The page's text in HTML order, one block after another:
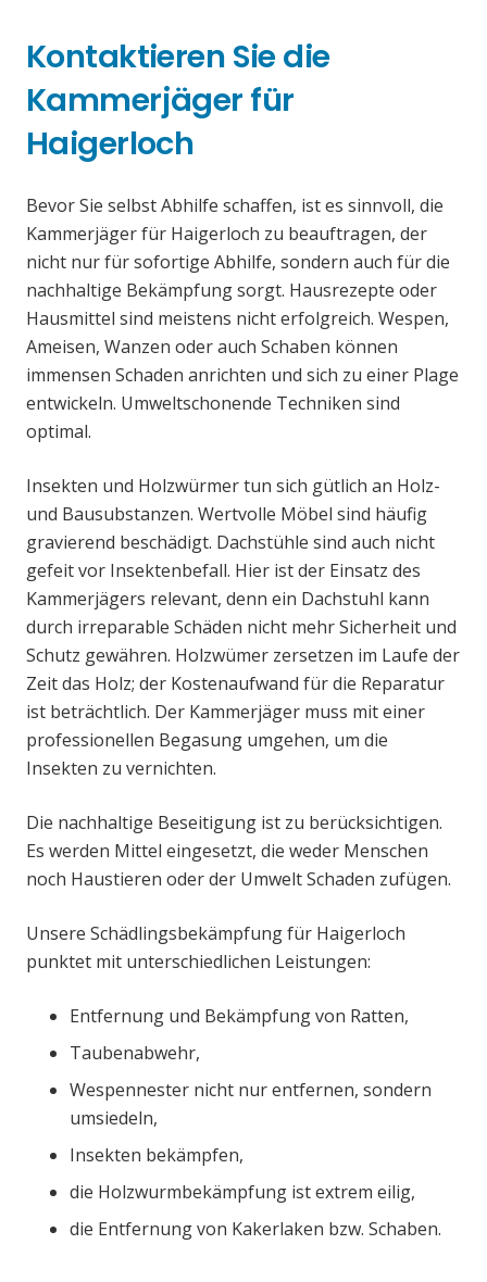
Kontaktieren Sie die
Kammerjäger für
Haigerloch
Bevor Sie selbst Abhilfe schaffen, ist es sinnvoll, die
Kammerjäger für Haigerloch zu beauftragen, der
nicht nur für sofortige Abhilfe, sondern auch für die
nachhaltige Bekämpfung sorgt. Hausrezepte oder
Hausmittel sind meistens nicht erfolgreich. Wespen,
Ameisen, Wanzen oder auch Schaben können
immensen Schaden anrichten und sich zu einer Plage
entwickeln. Umweltschonende Techniken sind
optimal.
Insekten und Holzwürmer tun sich gütlich an Holz-
und Bausubstanzen. Wertvolle Möbel sind häufig
gravierend beschädigt. Dachstühle sind auch nicht
gefeit vor Insektenbefall. Hier ist der Einsatz des
Kammerjägers relevant, denn ein Dachstuhl kann
durch irreparable Schäden nicht mehr Sicherheit und
Schutz gewähren. Holzwümer zersetzen im Laufe der
Zeit das Holz; der Kostenaufwand für die Reparatur
ist beträchtlich. Der Kammerjäger muss mit einer
professionellen Begasung umgehen, um die
Insekten zu vernichten.
Die nachhaltige Beseitigung ist zu berücksichtigen.
Es werden Mittel eingesetzt, die weder Menschen
noch Haustieren oder der Umwelt Schaden zufügen.
Unsere Schädlingsbekämpfung für Haigerloch
punktet mit unterschiedlichen Leistungen:
Entfernung und Bekämpfung von Ratten,
Taubenabwehr,
Wespennester nicht nur entfernen, sondern
umsiedeln,
Insekten bekämpfen,
die Holzwurmbekämpfung ist extrem eilig,
die Entfernung von Kakerlaken bzw. Schaben.